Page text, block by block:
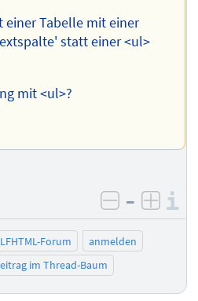
einer Tabelle mit einer
statt einer <ul>
mit <ul>?
negativ
–
Forum
anmelden
im Thread-Baum